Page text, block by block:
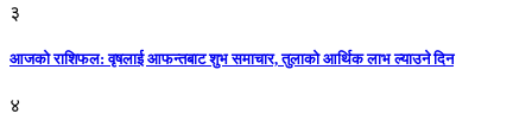
३
आजकाे राशिफल: वृषलाई आफन्तबाट शुभ समाचार, तुलाकाे आर्थिक लाभ ल्याउने दिन
४